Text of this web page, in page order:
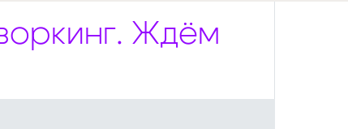
Ждём